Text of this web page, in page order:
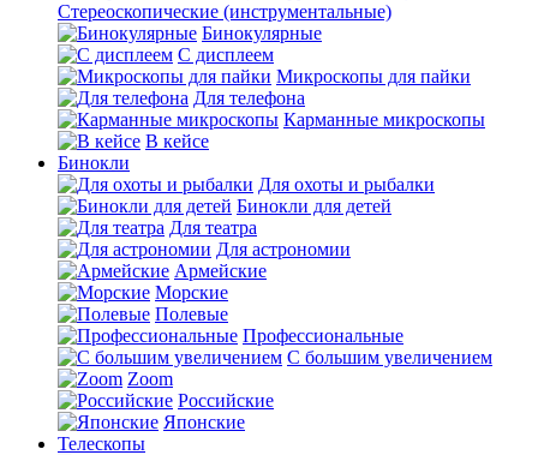
Стереоскопические (инструментальные)
Бинокулярные
С дисплеем
Микроскопы для пайки
Для телефона
Карманные микроскопы
В кейсе
Бинокли
Для охоты и рыбалки
Бинокли для детей
Для театра
Для астрономии
Армейские
Морские
Полевые
Профессиональные
С большим увеличением
Zoom
Российские
Японские
Телескопы